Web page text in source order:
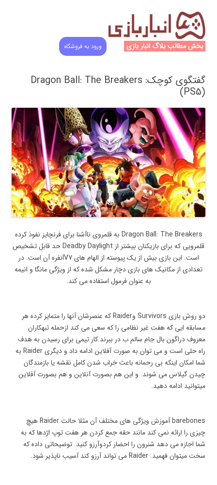
بخش مطالب بلاگ انبار بازی ورود به فروشگاه
گفتگوی کوچک: Dragon Ball: The Breakers
(PS5)
Dragon Ball: The Breakers به قلمروی ناآشنا برای فرنچایز نفوذ کرده
قلمرویی که برای بازیکنان بیشتر از Deadby Daylight حد قابل تشخیص
است. این بازی بیش از یک پیوسته از الهام های IV7نفره آن است. در
تعدادی از مکانیک های بازی دچار مشکل شده که از ویژگی مانگا و انیمه
به عنوان فرمول استفاده می کند.
دو روش بازی Survivors وRaider که عنصرشان آنها را متمایز کرده هر
مسابقه ایی که هفت غیر نظامی را که سعی می کند ازحمله تبهکاران
معروف دراگون بال جام سالم ب در ببرند.کار تیمی برای رسیدن به هدف
راه حلی است و می توان به صورت آفلاین ادامه داد و دیگری Raider به
شما امکان اینکه بی رحمانه باعث خراب شدن کامل نقشه یا بازمندگان
چیدن گیلاس می شوند. و این هم بصورت آنلاین و هم بصورت آفلاین
میتوانید ادامه دهید.
barebones آموزش ویژگی های مختلف آن مثلا حالت Raider هیچ
چیزی را ارائه نمی کند مانند حقه جمع کردن هر هفت توپ اژدها که به
شما اجازه می دهد شنرون را احضار کردوآرزو کنید. توضیحاتی داده که
سخت میتوان فهمید. Raider می تواند آرزو کند آسیب ناپذیر شود.